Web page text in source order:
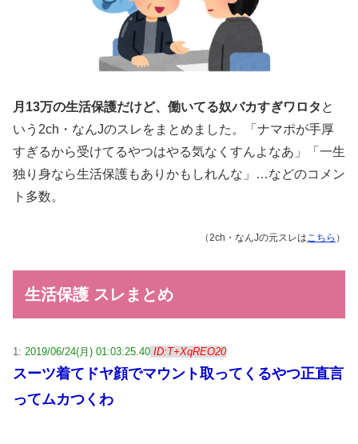
月13万の生活保護だけど、働いてる奴バカすぎワロタ と
いう2ch・なんJのスレをまとめました。「ナマポが手厚
すぎるから受けてるやつはやる気なくすんよなあ」「一生
独り身なら生活保護もありかもしれんな」…などのコメン
ト多数。
（2ch・なんJの元スレはこちら ）
生活保護 スレまとめ
1: 2019/06/24(月) 01:03:25.40 ID:T+XqREO20
スーツ着てドヤ顔でマウント取ってくるやつ正直言
ってムカつくわ